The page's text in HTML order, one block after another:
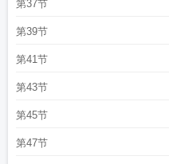
第37节
第39节
第41节
第43节
第45节
第47节